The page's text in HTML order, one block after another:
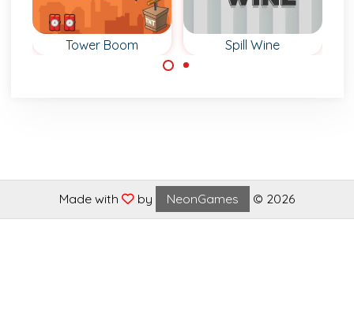
Tower Boom Spill Wine
Made with by NeonGames © 2026